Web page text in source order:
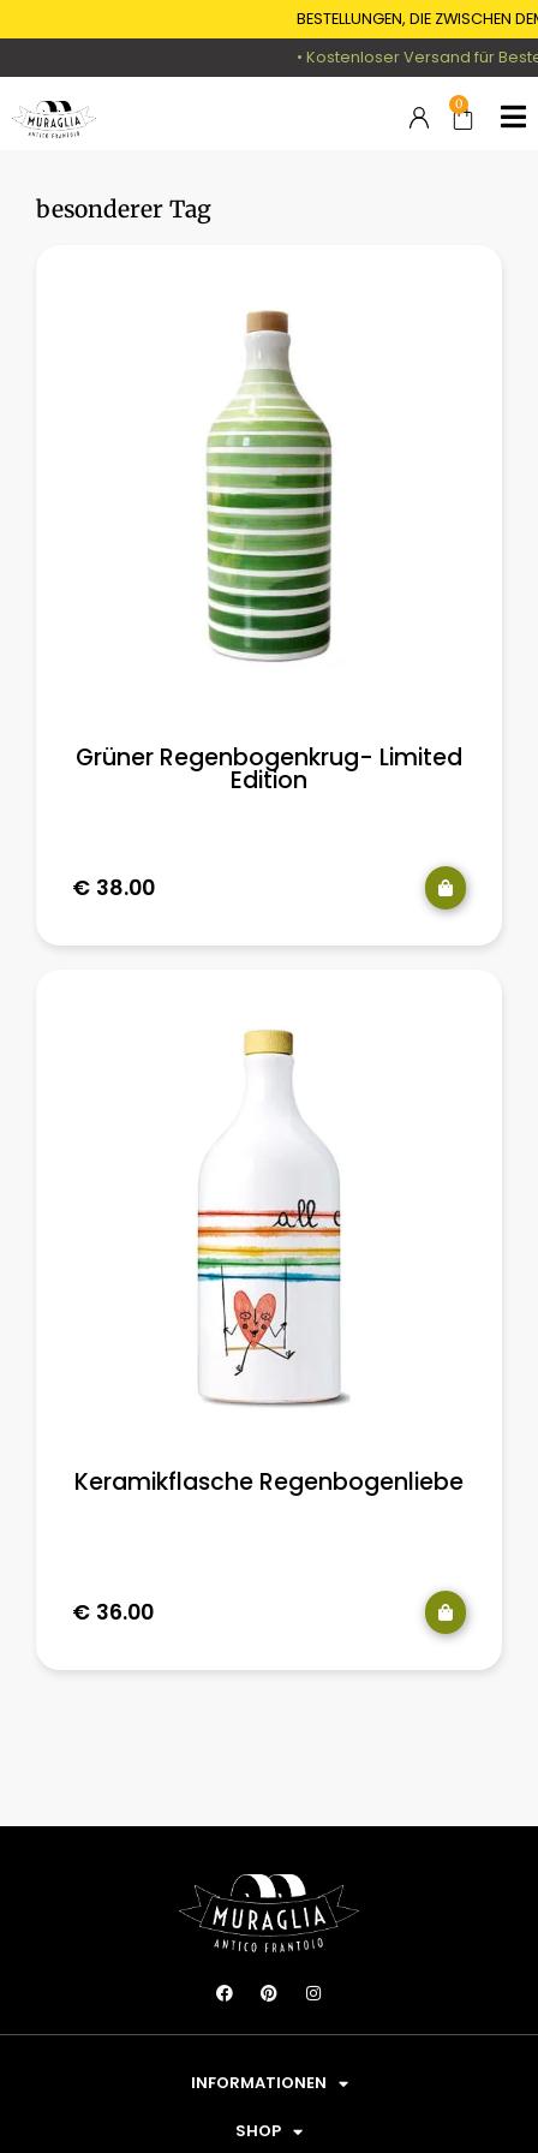
BESTELLUNGEN, DIE ZWISCHEN
• Kostenloser Versand für
0
besonderer Tag
Grüner Regenbogenkrug- Limited
Edition
€ 38.00
Keramikflasche Regenbogenliebe
€ 36.00
INFORMATIONEN
SHOP